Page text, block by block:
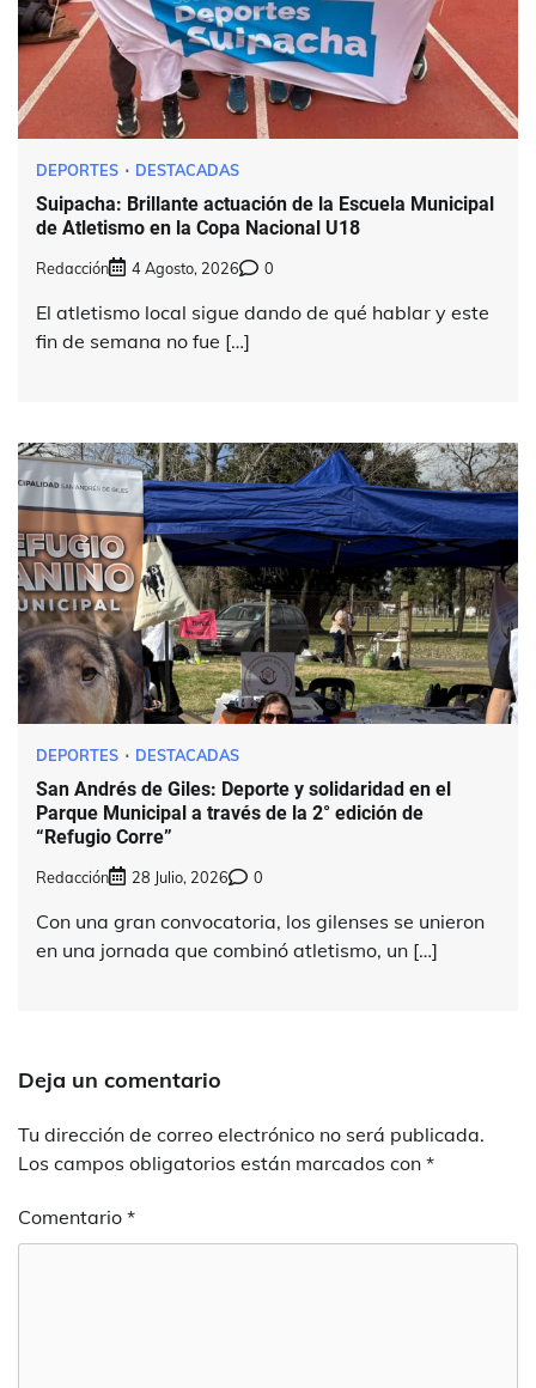
DEPORTES DESTACADAS
Suipacha: Brillante actuación de la Escuela Municipal
de Atletismo en la Copa Nacional U18
Redacción 4 Agosto, 2026 0
El atletismo local sigue dando de qué hablar y este
fin de semana no fue […]
DEPORTES DESTACADAS
San Andrés de Giles: Deporte y solidaridad en el
Parque Municipal a través de la 2° edición de
“Refugio Corre”
Redacción 28 Julio, 2026 0
Con una gran convocatoria, los gilenses se unieron
en una jornada que combinó atletismo, un […]
Deja un comentario
Tu dirección de correo electrónico no será publicada.
Los campos obligatorios están marcados con *
Comentario *